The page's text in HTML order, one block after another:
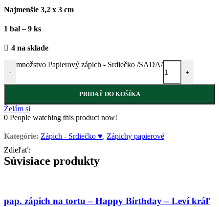
Najmenšie 3,2 x 3 cm
1 bal – 9 ks
4 na sklade
-
množstvo Papierový zápich - Srdiečko /SADA/
+
PRIDAŤ DO KOŠÍKA
Želám si
0 People watching this product now!
Kategórie: Zápich - Srdiečko ♥, Zápichy papierové
Zdieľať:
Súvisiace produkty
pap. zápich na tortu – Happy Birthday – Leví kráľ